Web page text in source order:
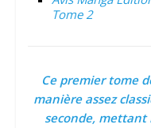
Tome 2
Ce premier tome
manière assez
seconde, mettant